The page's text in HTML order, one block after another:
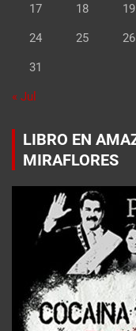
17 18 19
24 25 26
31
« Jul
LIBRO EN
MIRAFLORES